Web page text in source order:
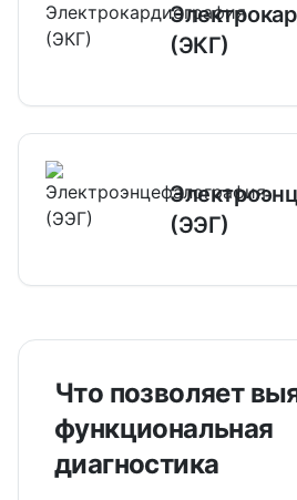
(ЭКГ)
(ЭЭГ)
Что позволяет
функциональная
диагностика